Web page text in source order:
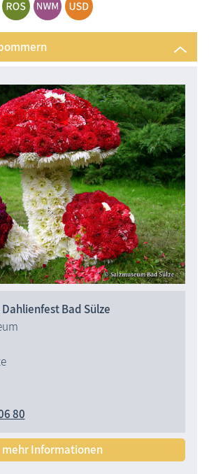
Gärten
und Das«
Flaniermeilen
Parkanlagen entlang der Ostsee
Bad Sülze
80
mehr Informationen